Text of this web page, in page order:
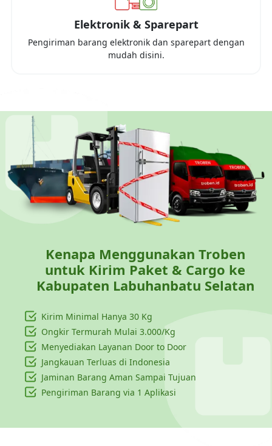
Elektronik & Sparepart
Pengiriman barang elektronik dan sparepart dengan
mudah disini.
Kenapa Menggunakan Troben
untuk Kirim Paket & Cargo ke
Kabupaten Labuhanbatu Selatan
Kirim Minimal Hanya 30 Kg
Ongkir Termurah Mulai 3.000/Kg
Menyediakan Layanan Door to Door
Jangkauan Terluas di Indonesia
Jaminan Barang Aman Sampai Tujuan
Pengiriman Barang via 1 Aplikasi